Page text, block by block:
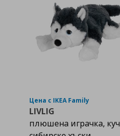
Цена с IKEA Family
LIVLIG
плюшена играчка,